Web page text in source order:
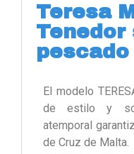
Teresa
pescado
El modelo
de estilo y
atemporal
de Cruz de Malta.